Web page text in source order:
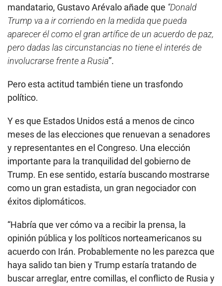
mandatario, Gustavo Arévalo añade que “Donald
Trump va a ir corriendo en la medida que pueda
aparecer él como el gran artífice de un acuerdo de paz,
pero dadas las circunstancias no tiene el interés de
involucrarse frente a Rusia”.
Pero esta actitud también tiene un trasfondo
político.
Y es que Estados Unidos está a menos de cinco
meses de las elecciones que renuevan a senadores
y representantes en el Congreso. Una elección
importante para la tranquilidad del gobierno de
Trump. En ese sentido, estaría buscando mostrarse
como un gran estadista, un gran negociador con
éxitos diplomáticos.
“Habría que ver cómo va a recibir la prensa, la
opinión pública y los políticos norteamericanos su
acuerdo con Irán. Probablemente no les parezca que
haya salido tan bien y Trump estaría tratando de
buscar arreglar, entre comillas, el conflicto de Rusia y